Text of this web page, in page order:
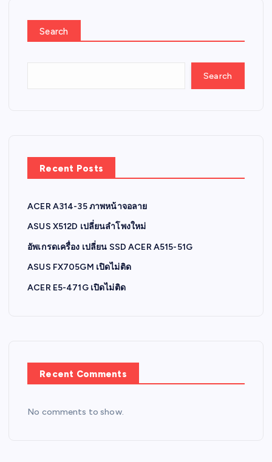
Search
Search
Recent Posts
ACER A314-35 ภาพหน้าจอลาย
ASUS X512D เปลี่ยนลำโพงใหม่
อัพเกรดเครื่อง เปลี่ยน SSD ACER A515-51G
ASUS FX705GM เปิดไม่ติด
ACER E5-471G เปิดไม่ติด
Recent Comments
No comments to show.